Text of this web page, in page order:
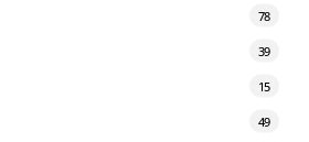
78
39
15
49